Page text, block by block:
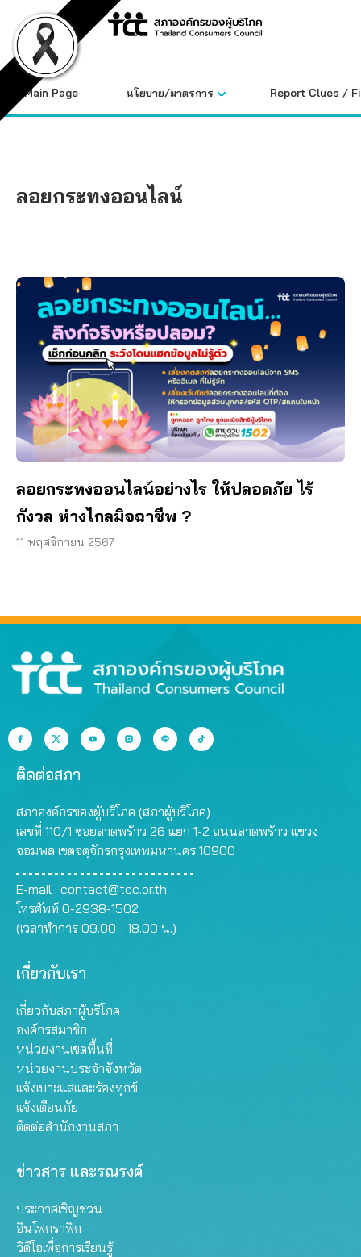
content
Main Page นโยบาย/มาตรการ Report Clues /
ลอยกระทงออนไลน์
ลอยกระทงออนไลน์อย่างไร ให้ปลอดภัย ไร้
กังวล ห่างไกลมิจฉาชีพ ?
11 พฤศจิกายน 2567
ติดต่อสภา
สภาองค์กรของผู้บริโภค (สภาผู้บริโภค)
เลขที่ 110/1 ซอยลาดพร้าว 26 แยก 1-2 ถนนลาดพร้าว แขวง
จอมพล เขตจตุจักรกรุงเทพมหานคร 10900
E-mail : contact@tcc.or.th
โทรศัพท์ 0-2938-1502
(เวลาทำการ 09.00 - 18.00 น.)
เกี่ยวกับเรา
เกี่ยวกับสภาผู้บริโภค
องค์กรสมาชิก
หน่วยงานเขตพื้นที่
หน่วยงานประจำจังหวัด
แจ้งเบาะแสและร้องทุกข์
แจ้งเตือนภัย
ติดต่อสำนักงานสภา
ข่าวสาร และรณรงค์
ประกาศเชิญชวน
อินโฟกราฟิก
วิดีโอเพื่อการเรียนรู้